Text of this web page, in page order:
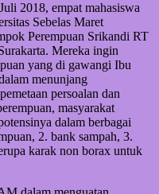
2018, empat mahasiswa
Sebelas Maret
Perempuan Srikandi RT
Mereka ingin
yang di gawangi Ibu
menunjang
persoalan dan
masyarakat
dalam berbagai
2. bank sampah, 3.
karak non borax untuk